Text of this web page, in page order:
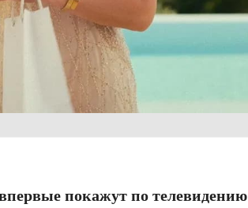
покажут по телевидению